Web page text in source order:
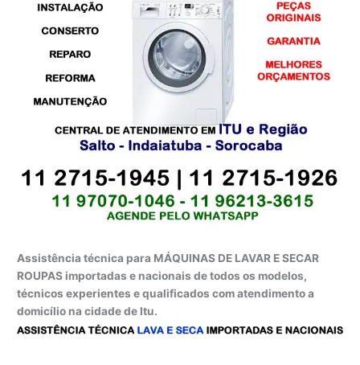
Assistência técnica para MÁQUINAS DE LAVAR E SECAR
ROUPAS importadas e nacionais de todos os modelos,
técnicos experientes e qualificados com atendimento a
domicílio na cidade de Itu.